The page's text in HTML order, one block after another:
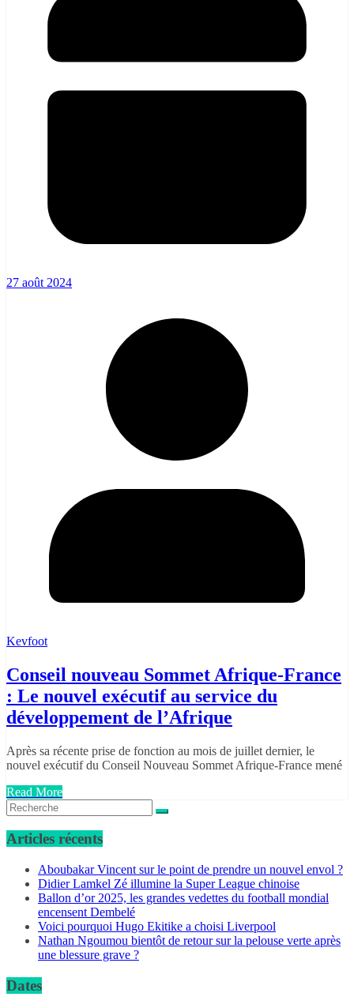
27 août 2024
Kevfoot
Conseil nouveau Sommet Afrique-France
: Le nouvel exécutif au service du
développement de l’Afrique
Après sa récente prise de fonction au mois de juillet dernier, le
nouvel exécutif du Conseil Nouveau Sommet Afrique-France mené
Read More
Articles récents
Aboubakar Vincent sur le point de prendre un nouvel envol ?
Didier Lamkel Zé illumine la Super League chinoise
Ballon d’or 2025, les grandes vedettes du football mondial
encensent Dembelé
Voici pourquoi Hugo Ekitike a choisi Liverpool
Nathan Ngoumou bientôt de retour sur la pelouse verte après
une blessure grave ?
Dates